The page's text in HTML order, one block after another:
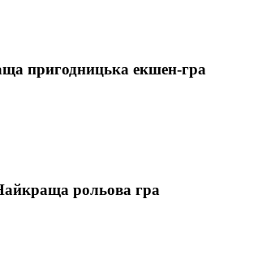
пригодницька екшен-гра
рольова гра